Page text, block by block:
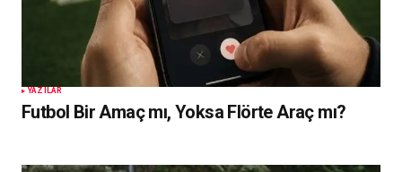
YAZILAR
Futbol Bir Amaç mı, Yoksa Flörte Araç mı?